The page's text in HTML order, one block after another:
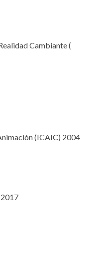
Cambiante (
(ICAIC) 2004